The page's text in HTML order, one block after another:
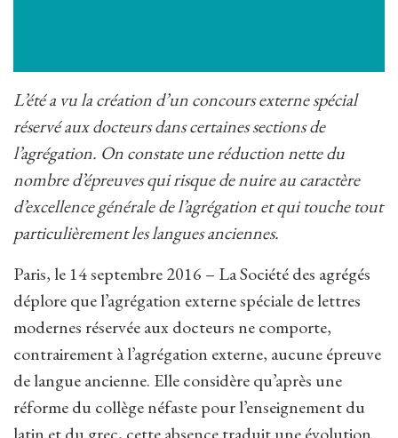
L’été a vu la création d’un concours externe spécial
réservé aux docteurs dans certaines sections de
l’agrégation. On constate une réduction nette du
nombre d’épreuves qui risque de nuire au caractère
d’excellence générale de l’agrégation et qui touche tout
particulièrement les langues anciennes.
Paris, le 14 septembre 2016 – La Société des agrégés
déplore que l’agrégation externe spéciale de lettres
modernes réservée aux docteurs ne comporte,
contrairement à l’agrégation externe, aucune épreuve
de langue ancienne. Elle considère qu’après une
réforme du collège néfaste pour l’enseignement du